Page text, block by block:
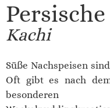
Kachi
Süße Nachspeisen
Oft gibt es nach
besonderen